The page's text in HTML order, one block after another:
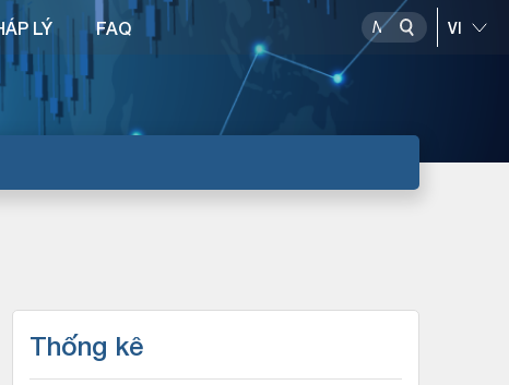
LÝ FAQ
Thống kê